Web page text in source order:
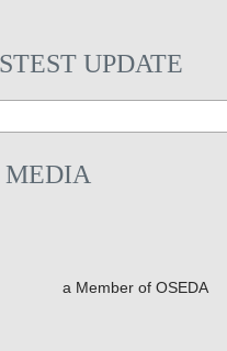
UPDATE
MEDIA
a Member of OSEDA